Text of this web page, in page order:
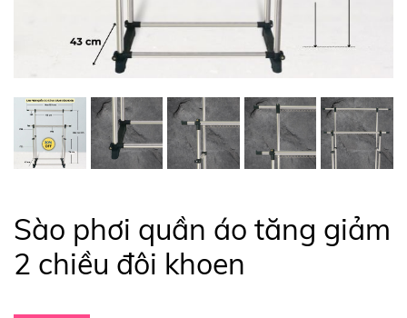
Sào phơi quần áo tăng giảm
2 chiều đôi khoen